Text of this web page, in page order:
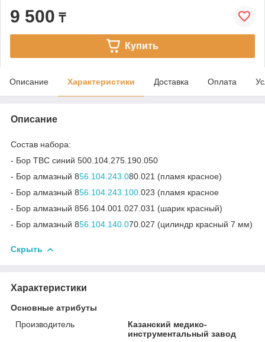
9 500 ₸
Купить
Описание Характеристики Доставка Оплата
Описание
Состав набора:
- Бор ТВС синий 500.104.275.190.050
- Бор алмазный 856.104.243.080.021 (пламя красное)
- Бор алмазный 856.104.243.100 .023 (пламя красное
- Бор алмазный 856.104.001.027.031 (шарик красный)
- Бор алмазный 856.104.140.070.027 (цилиндр красный 7 мм)
Скрыть
Характеристики
Основные атрибуты
Производитель
Казанский медико-
инструментальный завод